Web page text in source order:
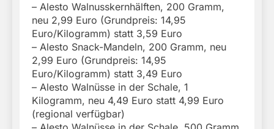
– Alesto Walnusskernhälften, 200 Gramm,
neu 2,99 Euro (Grundpreis: 14,95
Euro/Kilogramm) statt 3,59 Euro
– Alesto Snack-Mandeln, 200 Gramm, neu
2,99 Euro (Grundpreis: 14,95
Euro/Kilogramm) statt 3,49 Euro
– Alesto Walnüsse in der Schale, 1
Kilogramm, neu 4,49 Euro statt 4,99 Euro
(regional verfügbar)